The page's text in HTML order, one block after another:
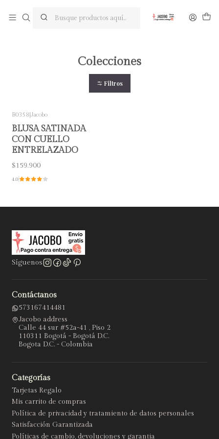
Colecciones
Filtros
B0358|Jacobo
BLUSA SATINADA
CON CUELLO
ENTRELAZADO
$159.900
4.0
Síguenos
Contáctanos
573167414481
Jacobo address
Calle 44 sur #52a-41 , Piso 2
110311 Bogotá - Bogotá D.C.
Bogota D.C. - Colombia
Categorías
Tarjetas Regalo
Mis carrito de compras
Política de privacidad y tratamiento de datos personales
Satisfacción Garantizada
Políticas de cambio, devoluciones y garantia